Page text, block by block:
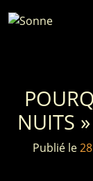
NUITS
Publié le